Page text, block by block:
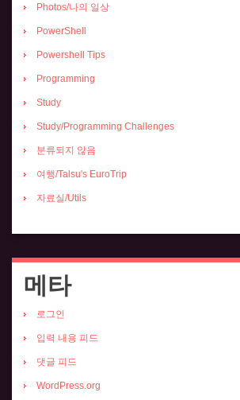
Photos/나의 일상
PowerShell
Powershell Tips
Programming
Study
Study/Programming Challenges
분류되지 않음
여행/Talsu's EuroTrip
자료실/Utils
메타
로그인
입력 내용 피드
댓글 피드
WordPress.org